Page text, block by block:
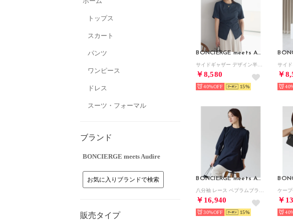
トップス
スカート
パンツ
ワンピース
ドレス
スーツ・フォーマル
ブランド
BONCIERGE meets Audire
お気に入りブランドで検索
販売タイプ
BONCIERGE meets Audire
￥8,580
40% 15
￥
BONCIERGE meets Audire
￥16,940
30% 15
￥